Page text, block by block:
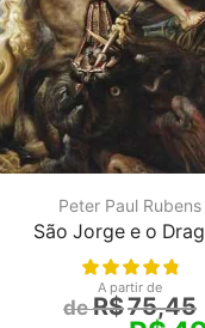
Peter Paul Rubens
São Jorge e o
A partir de
R$75,45